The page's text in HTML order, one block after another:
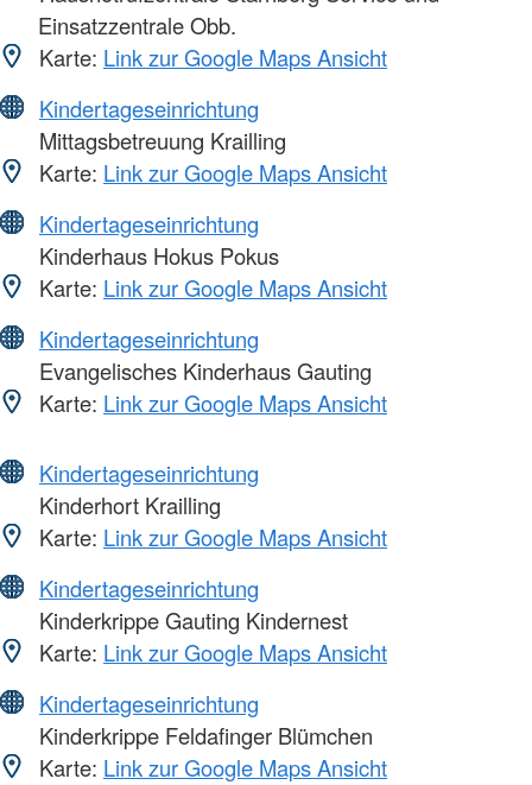
Einsatzzentrale Obb.
Karte: Link zur Google Maps Ansicht
Kindertageseinrichtung
Mittagsbetreuung Krailling
Karte: Link zur Google Maps Ansicht
Kindertageseinrichtung
Kinderhaus Hokus Pokus
Karte: Link zur Google Maps Ansicht
Kindertageseinrichtung
Evangelisches Kinderhaus Gauting
Karte: Link zur Google Maps Ansicht
Kindertageseinrichtung
Kinderhort Krailling
Karte: Link zur Google Maps Ansicht
Kindertageseinrichtung
Kinderkrippe Gauting Kindernest
Karte: Link zur Google Maps Ansicht
Kindertageseinrichtung
Kinderkrippe Feldafinger Blümchen
Karte: Link zur Google Maps Ansicht